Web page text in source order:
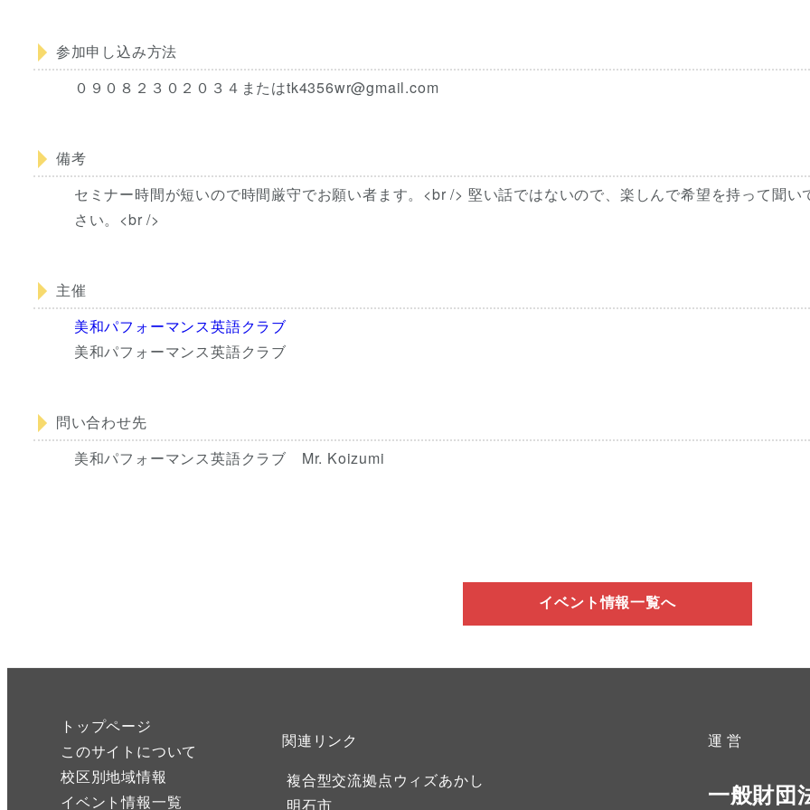
参加申し込み方法
０９０８２３０２０３４またはtk4356wr@gmail.com
備考
セミナー時間が短いので時間厳守でお願い者ます。<br /> 堅い話ではないので、楽しんで希望を持って聞い
さい。<br />
主催
美和パフォーマンス英語クラブ
美和パフォーマンス英語クラブ
問い合わせ先
美和パフォーマンス英語クラブ Mr. Koizumi
イベント情報一覧へ
トップページ
このサイトについて
校区別地域情報
イベント情報一覧
関連リンク
複合型交流拠点ウィズあかし
明石市
運 営
一般財団